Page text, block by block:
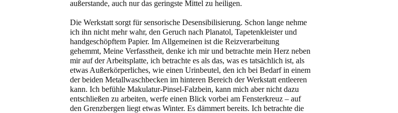
außerstande, auch nur das geringste Mittel zu heiligen.
Die Werkstatt sorgt für sensorische Desensibilisierung. Schon lange nehme
ich ihn nicht mehr wahr, den Geruch nach Planatol, Tapetenkleister und
handgeschöpftem Papier. Im Allgemeinen ist die Reizverarbeitung
gehemmt, Meine Verfasstheit, denke ich mir und betrachte mein Herz neben
mir auf der Arbeitsplatte, ich betrachte es als das, was es tatsächlich ist, als
etwas Außerkörperliches, wie einen Urinbeutel, den ich bei Bedarf in einem
der beiden Metallwaschbecken im hinteren Bereich der Werkstatt entleeren
kann. Ich befühle Makulatur-Pinsel-Falzbein, kann mich aber nicht dazu
entschließen zu arbeiten, werfe einen Blick vorbei am Fensterkreuz – auf
den Grenzbergen liegt etwas Winter. Es dämmert bereits. Ich betrachte die